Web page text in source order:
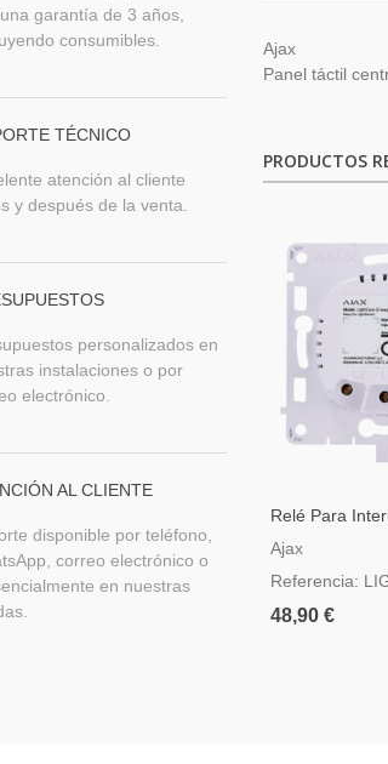
garantía de 3 años,
consumibles.
TÉCNICO
atención al cliente
y después de la venta.
personalizados en
instalaciones o por
electrónico.
AL CLIENTE
disponible por teléfono,
correo electrónico o
en nuestras
Ajax
Panel táctil
PRODUCTOS
Relé Para
Conmutable
Ajax
Referencia:
48,90 €